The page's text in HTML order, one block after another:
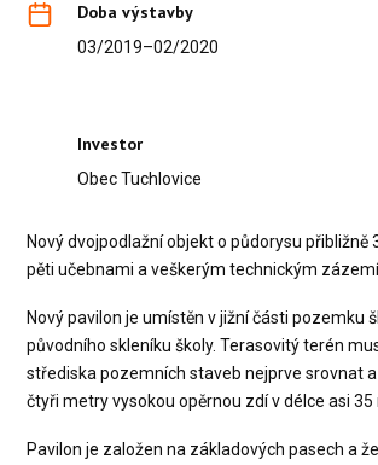
Doba výstavby
03/2019–02/2020
Investor
Obec Tuchlovice
Nový dvojpodlažní objekt o půdorysu přibližně
pěti učebnami a veškerým technickým
Nový pavilon je umístěn v jižní části pozemku
původního skleníku školy. Terasovitý terén
střediska pozemních staveb nejprve srovnat
čtyři metry vysokou opěrnou zdí v délce asi 35
Pavilon je založen na základových pasech a